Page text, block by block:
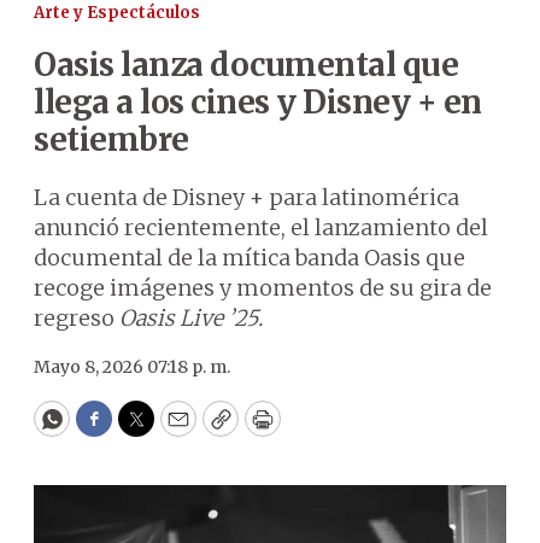
Arte y Espectáculos
Oasis lanza documental que
llega a los cines y Disney + en
setiembre
La cuenta de Disney + para latinomérica
anunció recientemente, el lanzamiento del
documental de la mítica banda Oasis que
recoge imágenes y momentos de su gira de
regreso Oasis Live ’25.
Mayo 8, 2026 07:18 p. m.
WhatsApp
Facebook
Twitter
EmailCopyPrint